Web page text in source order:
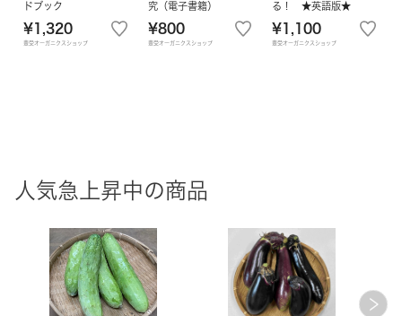
ドブック
¥1,320
豊受オーガニクスショップ
究（電子書籍）
¥800
豊受オーガニクスショップ
る！ ★英語版★
¥1,100
豊受オーガニクスショップ
人気急上昇中の商品